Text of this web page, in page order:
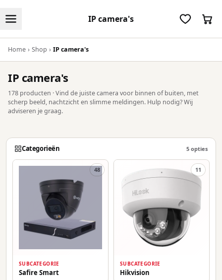
IP camera's
Home › Shop › IP camera's
IP camera's
178 producten · Vind de juiste camera voor binnen of buiten, met
scherp beeld, nachtzicht en slimme meldingen. Hulp nodig? Wij
adviseren je graag.
Categorieën 5 opties
48
SUBCATEGORIE
Safire Smart
11
SUBCATEGORIE
Hikvision